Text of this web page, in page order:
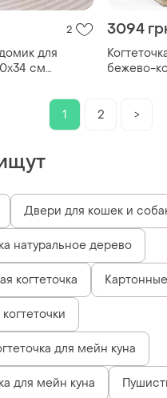
2
для
см
3094
бежево-
1 2 >
Двери для кошек и
натуральное дерево
когтеточка
для мейн куна
для мейн куна